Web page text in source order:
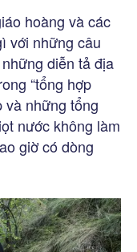
hoàng và các
với những câu
diễn tả địa
“tổng hợp
và những tổng
nước không làm
giờ có dòng